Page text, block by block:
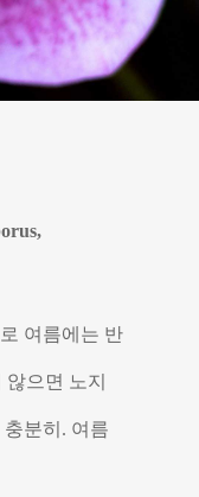
여름에는 반
않으면 노지
분히. 여름